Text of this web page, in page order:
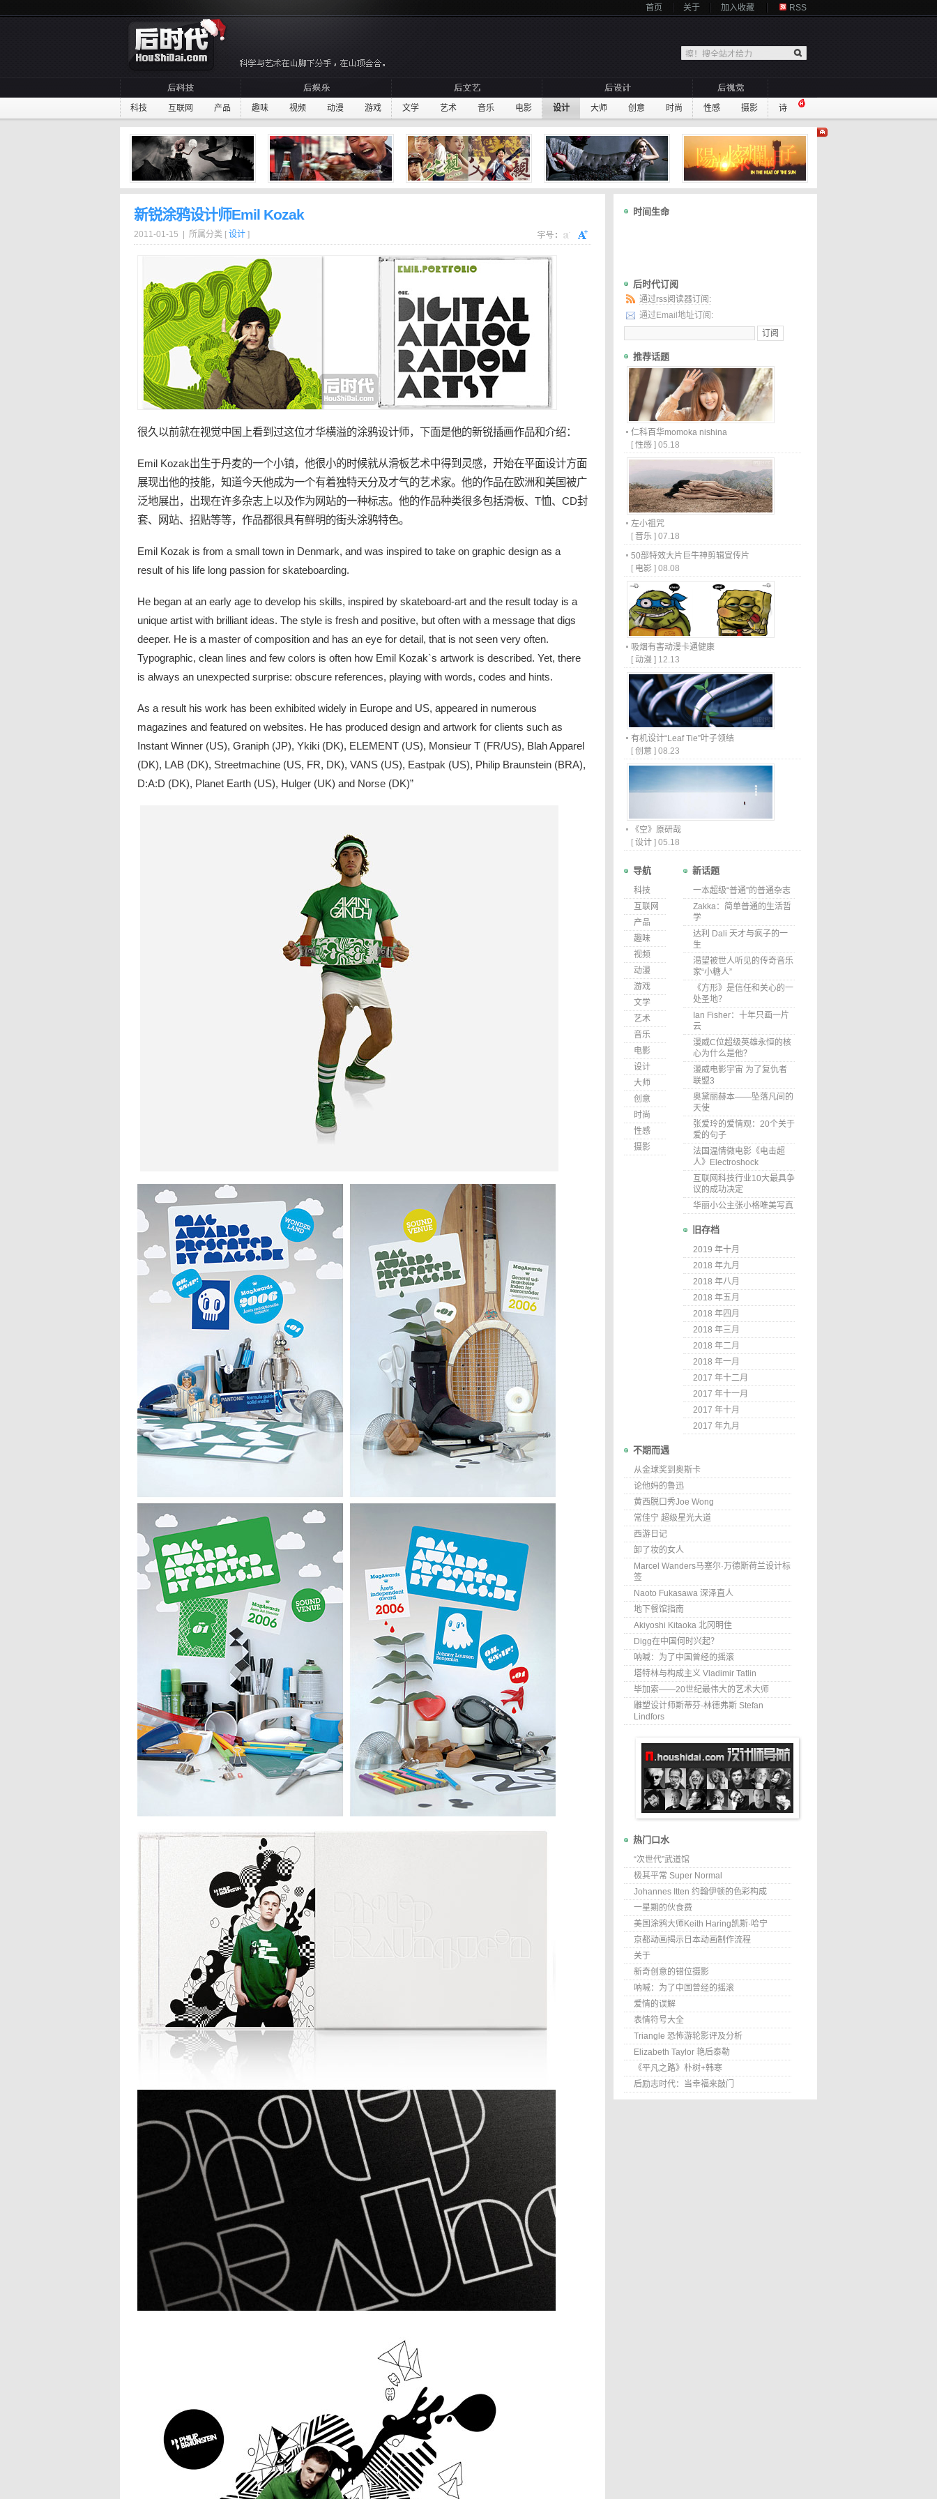
首页 关于 加入收藏 RSS
科技 互联网 产品 趣味 视频 动漫 游戏 文学 艺术 音乐 电影 设计 大师 创意 时尚 性感 摄影 诗
新锐涂鸦设计师Emil Kozak
2011-01-15 | 所属分类 [ 设计 ]
很久以前就在视觉中国上看到过这位才华横溢的涂鸦设计师，下面是他的新锐插画作品和介绍：
Emil Kozak出生于丹麦的一个小镇，他很小的时候就从滑板艺术中得到灵感，开始在平面设计方面
展现出他的技能，知道今天他成为一个有着独特天分及才气的艺术家。他的作品在欧洲和美国被广
泛地展出，出现在许多杂志上以及作为网站的一种标志。他的作品种类很多包括滑板、T恤、CD封
套、网站、招贴等等，作品都很具有鲜明的街头涂鸦特色。
Emil Kozak is from a small town in Denmark, and was inspired to take on graphic design as a
result of his life long passion for skateboarding.
He began at an early age to develop his skills, inspired by skateboard-art and the result today is a
unique artist with brilliant ideas. The style is fresh and positive, but often with a message that digs
deeper. He is a master of composition and has an eye for detail, that is not seen very often.
Typographic, clean lines and few colors is often how Emil Kozak`s artwork is described. Yet, there
is always an unexpected surprise: obscure references, playing with words, codes and hints.
As a result his work has been exhibited widely in Europe and US, appeared in numerous
magazines and featured on websites. He has produced design and artwork for clients such as
Instant Winner (US), Graniph (JP), Ykiki (DK), ELEMENT (US), Monsieur T (FR/US), Blah Apparel
(DK), LAB (DK), Streetmachine (US, FR, DK), VANS (US), Eastpak (US), Philip Braunstein (BRA),
D:A:D (DK), Planet Earth (US), Hulger (UK) and Norse (DK)”
时间生命
后时代订阅
通过rss阅读器订阅:
通过Email地址订阅:
推荐话题
仁科百华momoka nishina
[ 性感 ] 05.18
左小祖咒
[ 音乐 ] 07.18
50部特效大片巨牛神剪辑宣传片
[ 电影 ] 08.08
吸烟有害动漫卡通健康
[ 动漫 ] 12.13
有机设计“Leaf Tie”叶子领结
[ 创意 ] 08.23
《空》原研哉
[ 设计 ] 05.18
导航
科技
互联网
产品
趣味
视频
动漫
游戏
文学
艺术
音乐
电影
设计
大师
创意
时尚
性感
摄影
新话题
一本超级“普通”的普通杂志
Zakka：简单普通的生活哲
学
达利 Dali 天才与疯子的一
生
渴望被世人听见的传奇音乐
家“小糖人”
《方形》是信任和关心的一
处圣地？
Ian Fisher：十年只画一片
云
漫威C位超级英雄永恒的核
心为什么是他？
漫威电影宇宙 为了复仇者
联盟3
奥黛丽赫本——坠落凡间的
天使
张爱玲的爱情观：20个关于
爱的句子
法国温情微电影《电击超
人》Electroshock
互联网科技行业10大最具争
议的成功决定
华丽小公主张小格唯美写真
旧存档
2019 年十月
2018 年九月
2018 年八月
2018 年五月
2018 年四月
2018 年三月
2018 年二月
2018 年一月
2017 年十二月
2017 年十一月
2017 年十月
2017 年九月
不期而遇
从金球奖到奥斯卡
论他妈的鲁迅
黄西脱口秀Joe Wong
常佳宁 超级星光大道
西游日记
卸了妆的女人
Marcel Wanders马塞尔·万德斯荷兰设计标
签
Naoto Fukasawa 深泽直人
地下餐馆指南
Akiyoshi Kitaoka 北冈明佳
Digg在中国何时兴起？
呐喊：为了中国曾经的摇滚
塔特林与构成主义 Vladimir Tatlin
毕加索——20世纪最伟大的艺术大师
雕塑设计师斯蒂芬·林德弗斯 Stefan
Lindfors
热门口水
“次世代”武道馆
极其平常 Super Normal
Johannes Itten 约翰伊顿的色彩构成
一星期的伙食费
美国涂鸦大师Keith Haring凯斯·哈宁
京都动画揭示日本动画制作流程
关于
新奇创意的错位摄影
呐喊：为了中国曾经的摇滚
爱情的误解
表情符号大全
Triangle 恐怖游轮影评及分析
Elizabeth Taylor 艳后泰勒
《平凡之路》朴树+韩寒
后励志时代：当幸福来敲门